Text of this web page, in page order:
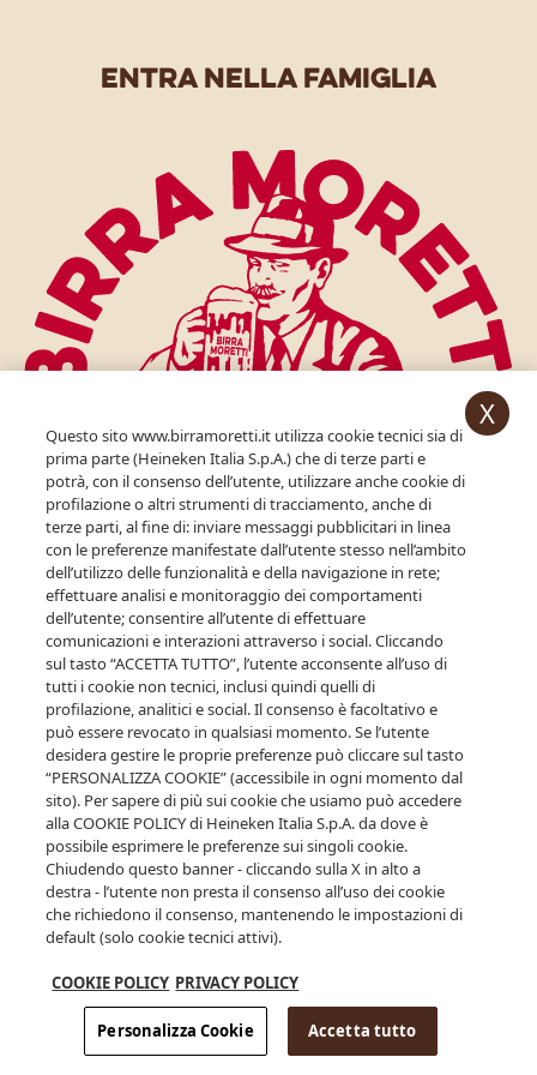
entra nella famiglia
per accedere devi essere maggiorenne.
inserisci la tua data di nascita.
ENTRA
Clicca qui per saperne di più su alcol e salute
Questo sito www.birramoretti.it utilizza cookie tecnici sia di
prima parte (Heineken Italia S.p.A.) che di terze parti e
potrà, con il consenso dell’utente, utilizzare anche cookie di
profilazione o altri strumenti di tracciamento, anche di
terze parti, al fine di: inviare messaggi pubblicitari in linea
con le preferenze manifestate dall’utente stesso nell’ambito
dell’utilizzo delle funzionalità e della navigazione in rete;
effettuare analisi e monitoraggio dei comportamenti
dell’utente; consentire all’utente di effettuare
comunicazioni e interazioni attraverso i social. Cliccando
sul tasto “ACCETTA TUTTO”, l’utente acconsente all’uso di
tutti i cookie non tecnici, inclusi quindi quelli di
profilazione, analitici e social. Il consenso è facoltativo e
può essere revocato in qualsiasi momento. Se l’utente
desidera gestire le proprie preferenze può cliccare sul tasto
“PERSONALIZZA COOKIE” (accessibile in ogni momento dal
sito). Per sapere di più sui cookie che usiamo può accedere
alla COOKIE POLICY di Heineken Italia S.p.A. da dove è
possibile esprimere le preferenze sui singoli cookie.
Chiudendo questo banner - cliccando sulla X in alto a
destra - l’utente non presta il consenso all’uso dei cookie
che richiedono il consenso, mantenendo le impostazioni di
default (solo cookie tecnici attivi).
COOKIE POLICY PRIVACY POLICY
Personalizza Cookie Accetta tutto
X